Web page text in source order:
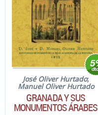
José Oliver Hurtado;
Manuel Oliver Hurtado
GRANADA Y SUS
MONUMENTOS ÁRABES